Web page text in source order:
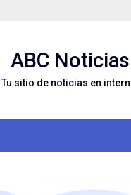
ABC Noticias
Tu sitio de noticias en